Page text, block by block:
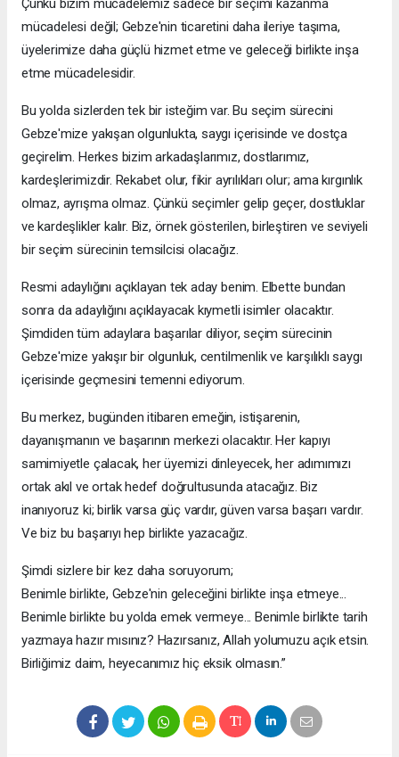
Çünkü bizim mücadelemiz sadece bir seçimi kazanma
mücadelesi değil; Gebze'nin ticaretini daha ileriye taşıma,
üyelerimize daha güçlü hizmet etme ve geleceği birlikte inşa
etme mücadelesidir.
Bu yolda sizlerden tek bir isteğim var. Bu seçim sürecini
Gebze'mize yakışan olgunlukta, saygı içerisinde ve dostça
geçirelim. Herkes bizim arkadaşlarımız, dostlarımız,
kardeşlerimizdir. Rekabet olur, fikir ayrılıkları olur; ama kırgınlık
olmaz, ayrışma olmaz. Çünkü seçimler gelip geçer, dostluklar
ve kardeşlikler kalır. Biz, örnek gösterilen, birleştiren ve seviyeli
bir seçim sürecinin temsilcisi olacağız.
Resmi adaylığını açıklayan tek aday benim. Elbette bundan
sonra da adaylığını açıklayacak kıymetli isimler olacaktır.
Şimdiden tüm adaylara başarılar diliyor, seçim sürecinin
Gebze'mize yakışır bir olgunluk, centilmenlik ve karşılıklı saygı
içerisinde geçmesini temenni ediyorum.
Bu merkez, bugünden itibaren emeğin, istişarenin,
dayanışmanın ve başarının merkezi olacaktır. Her kapıyı
samimiyetle çalacak, her üyemizi dinleyecek, her adımımızı
ortak akıl ve ortak hedef doğrultusunda atacağız. Biz
inanıyoruz ki; birlik varsa güç vardır, güven varsa başarı vardır.
Ve biz bu başarıyı hep birlikte yazacağız.
Şimdi sizlere bir kez daha soruyorum;
Benimle birlikte, Gebze'nin geleceğini birlikte inşa etmeye...
Benimle birlikte bu yolda emek vermeye... Benimle birlikte tarih
yazmaya hazır mısınız? Hazırsanız, Allah yolumuzu açık etsin.
Birliğimiz daim, heyecanımız hiç eksik olmasın.”